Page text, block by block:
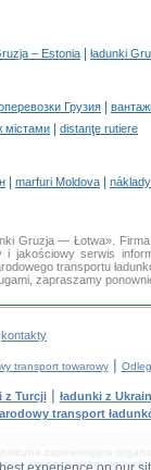
– Estonia ładunki
Грузия
містами distanţe rutiere
marfuri Moldova
Gruzja — Łotwa».
jakościowy serwis
transportu
zapraszamy
kontakty
transport towarowy|
z Turcji| ładunki z
transport
zapewniające
na stronach